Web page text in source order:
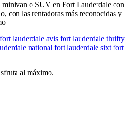
minivan o SUV en Fort Lauderdale con
con las rentadoras más reconocidas y
lauderdale avis fort lauderdale thrifty
national fort lauderdale sixt fort
al máximo.